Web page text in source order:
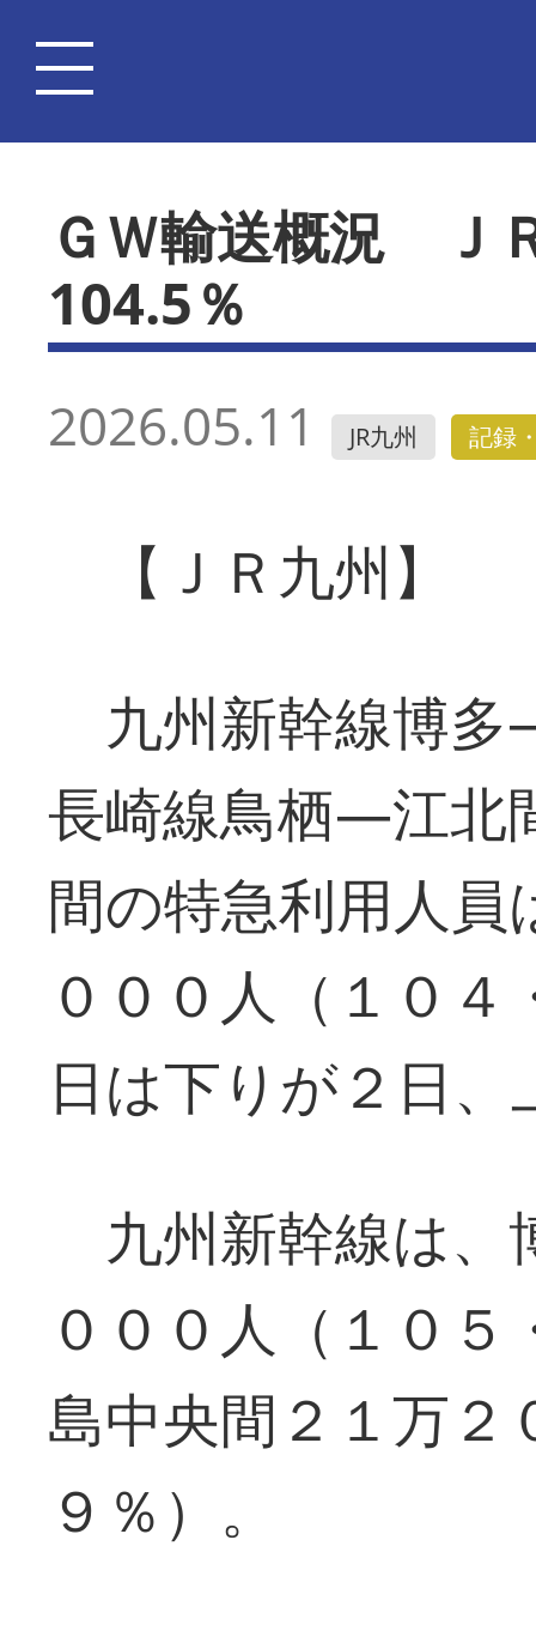
ＧＷ輸送概況 Ｊ
104.5％
2026.05.11 JR九州 記録
【ＪＲ九州】
九州新幹線博多
長崎線鳥栖―江北
間の特急利用人
０００人（１０
日は下りが２日
九州新幹線は、
０００人（１０
島中央間２１万２
９％）。